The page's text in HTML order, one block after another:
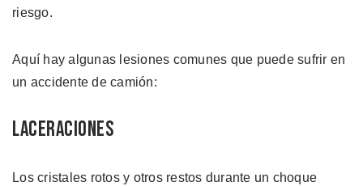
riesgo.
Aquí hay algunas lesiones comunes que puede sufrir en
un accidente de camión:
Laceraciones
Los cristales rotos y otros restos durante un choque